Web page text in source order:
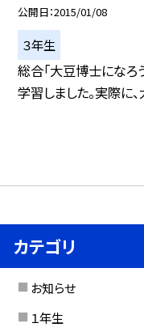
公開日 2015/01/08
３年生
総合「大豆博士になろ
学習しました。実際に
カテゴリ
お知らせ
１年生